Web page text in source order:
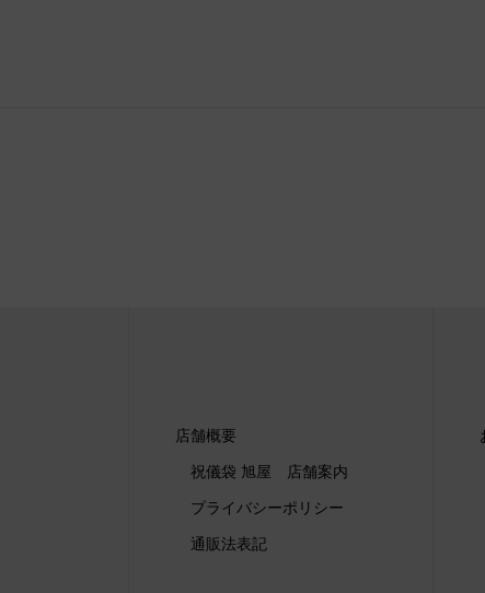
店舗概要
祝儀袋 旭屋 店舗案内
プライバシーポリシー
通販法表記